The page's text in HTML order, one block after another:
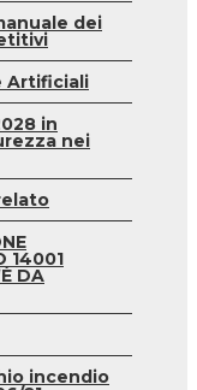
dei
Artificiali
in
nei
14001
DA
incendio